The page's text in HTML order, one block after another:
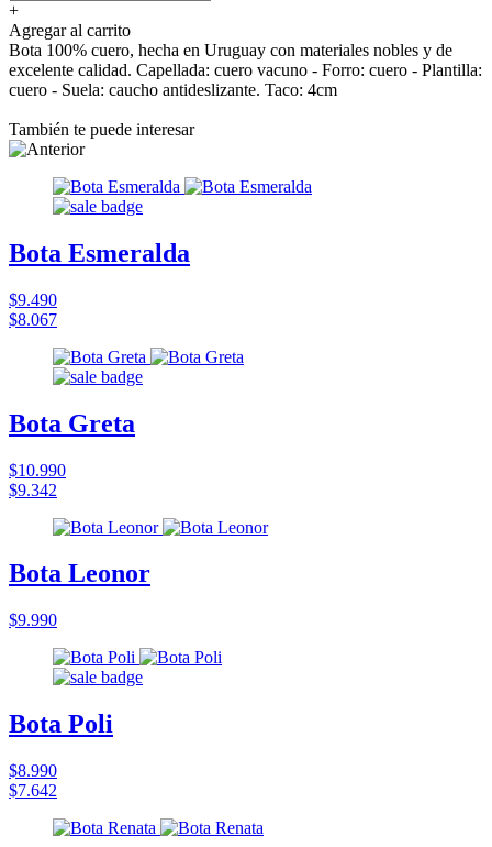
+
Agregar al carrito
Bota 100% cuero, hecha en Uruguay con materiales nobles y de
excelente calidad. Capellada: cuero vacuno - Forro: cuero - Plantilla:
cuero - Suela: caucho antideslizante. Taco: 4cm
También te puede interesar
Bota Esmeralda
$9.490
$8.067
Bota Greta
$10.990
$9.342
Bota Leonor
$9.990
Bota Poli
$8.990
$7.642